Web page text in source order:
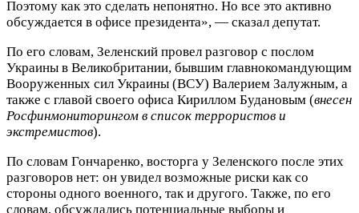
Поэтому как это сделать непонятно. Но все это активно
обсуждается в офисе президента», — сказал депутат.
По его словам, Зеленский провел разговор с послом
Украины в Великобритании, бывшим главнокомандующим
Вооруженных сил Украины (ВСУ) Валерием Залужным, а
также с главой своего офиса Кириллом Будановым (внесен
Росфинмониторингом в список террористов и
экстремистов).
По словам Гончаренко, восторга у Зеленского после этих
разговоров нет: он увидел возможные риски как со
стороны одного военного, так и другого. Также, по его
словам, обсуждались потенциальные выборы и